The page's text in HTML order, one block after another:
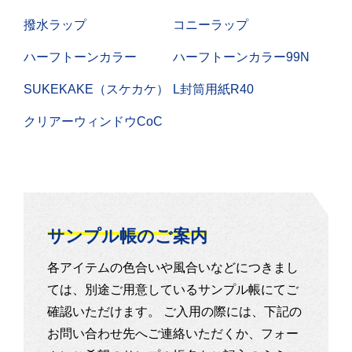
撥水ラップ コニーラップ
ハーフトーンカラー ハーフトーンカラー99N
SUKEKAKE（スケカケ） L封筒用紙R40
クリアーウィンドウCoC
サンプル帳のご案内
各アイテムの色合いや風合いなどにつきまし
ては、別途ご用意しているサンプル帳にてご
確認いただけます。 ご入用の際には、下記の
お問い合わせ先へご連絡いただくか、フォー